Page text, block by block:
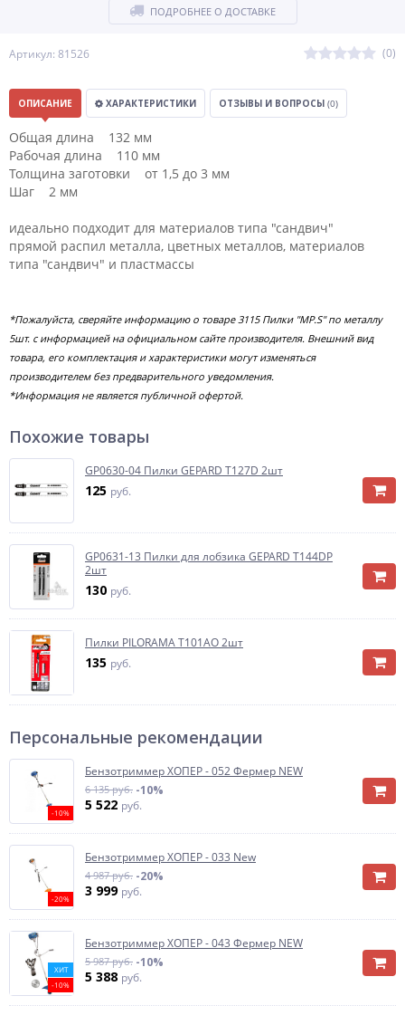
Артикул: 81526 (0)
ПОДРОБНЕЕ О ДОСТАВКЕ
ОПИСАНИЕ ХАРАКТЕРИСТИКИ ОТЗЫВЫ И ВОПРОСЫ (0)
Общая длина 132 мм
Рабочая длина 110 мм
Толщина заготовки от 1,5 до 3 мм
Шаг 2 мм
идеально подходит для материалов типа "сандвич"
прямой распил металла, цветных металлов, материалов
типа "сандвич" и пластмассы
*Пожалуйста, сверяйте информацию о товаре 3115 Пилки "MP.S" по металлу
5шт. с информацией на официальном сайте производителя. Внешний вид
товара, его комплектация и характеристики могут изменяться
производителем без предварительного уведомления.
*Информация не является публичной офертой.
Похожие товары
GP0630-04 Пилки GEPARD T127D 2шт
125 руб.
GP0631-13 Пилки для лобзика GEPARD T144DP
2шт
130 руб.
Пилки PILORAMA T101AO 2шт
135 руб.
Персональные рекомендации
-10%
Бензотриммер ХОПЕР - 052 Фермер NEW
6 135 руб. -10%
5 522 руб.
-20%
Бензотриммер ХОПЕР - 033 New
4 987 руб. -20%
3 999 руб.
ХИТ
-10%
Бензотриммер ХОПЕР - 043 Фермер NEW
5 987 руб. -10%
5 388 руб.